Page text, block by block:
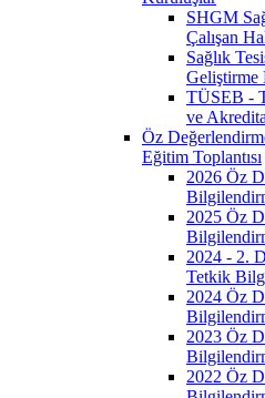
SHGM
Çalışan
Sağlık
Geliştirme
TÜSEB -
ve
Öz
Eğitim Toplantısı
2026 Öz
2025 Öz
2024 - 2.
Tetkik
2024 Öz
2023 Öz
2022 Öz